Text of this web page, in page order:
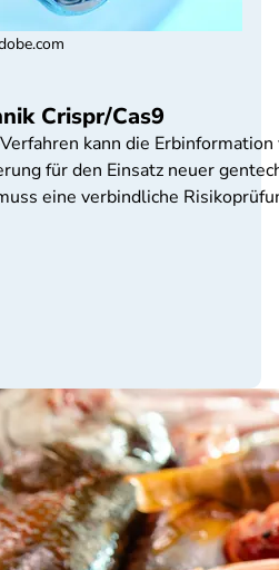
Crispr/Cas9
kann die
für den Einsatz neuer
eine verbindliche